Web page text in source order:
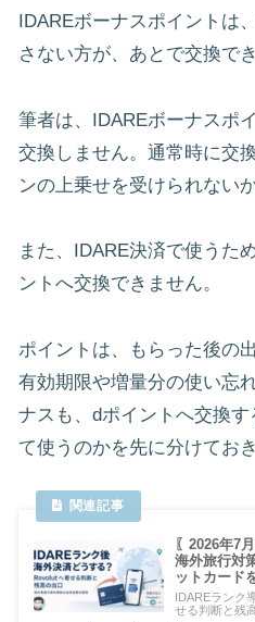
IDAREボーナスポイントは
さない方が、あとで交換で
筆者は、IDAREボーナスポ
交換しません。通常時に交
ンの上乗せを受けられない
また、IDARE決済で使うた
ントへ交換できません。
ポイントは、もらった後の
有効期限や増量分の使い忘
ナスも、dポイントへ交換
て使うのかを先に分けておき
〖2026年7
海外旅行対
ットカード
IDAREランク
せる判断と残